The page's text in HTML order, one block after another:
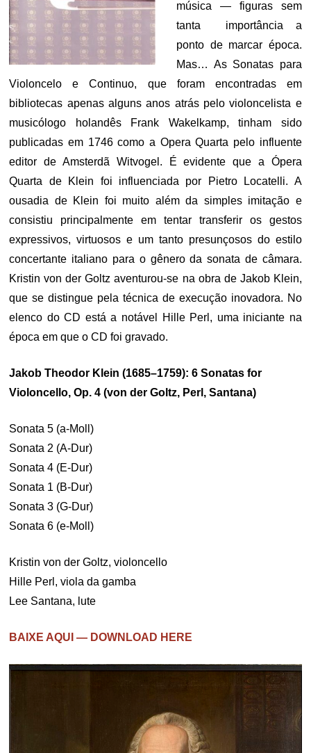
música — figuras sem
tanta importância a
ponto de marcar época.
Mas… As Sonatas para
Violoncelo e Continuo, que foram encontradas em
bibliotecas apenas alguns anos atrás pelo violoncelista e
musicólogo holandês Frank Wakelkamp, ​​tinham sido
publicadas em 1746 como a Opera Quarta pelo influente
editor de Amsterdã Witvogel. É evidente que a Ópera
Quarta de Klein foi influenciada por Pietro Locatelli. A
ousadia de Klein foi muito além da simples imitação e
consistiu principalmente em tentar transferir os gestos
expressivos, virtuosos e um tanto presunçosos do estilo
concertante italiano para o gênero da sonata de câmara.
Kristin von der Goltz aventurou-se na obra de Jakob Klein,
que se distingue pela técnica de execução inovadora. No
elenco do CD está a notável Hille Perl, uma iniciante na
época em que o CD foi gravado.
Jakob Theodor Klein (1685–1759): 6 Sonatas for
Violoncello, Op. 4 (von der Goltz, Perl, Santana)
Sonata 5 (a-Moll)
Sonata 2 (A-Dur)
Sonata 4 (E-Dur)
Sonata 1 (B-Dur)
Sonata 3 (G-Dur)
Sonata 6 (e-Moll)
Kristin von der Goltz, violoncello
Hille Perl, viola da gamba
Lee Santana, lute
BAIXE AQUI — DOWNLOAD HERE